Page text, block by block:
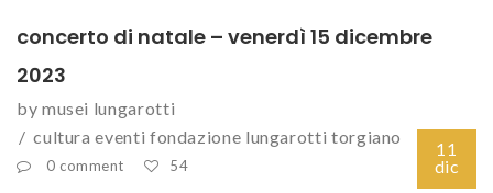
concerto di natale – venerdì 15 dicembre
2023
by musei lungarotti
cultura eventi fondazione lungarotti torgiano
0 comment 54
11
dic